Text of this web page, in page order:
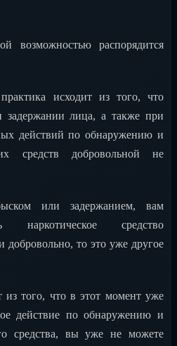
возможностью распорядится
исходит из того, что
задержании лица, а также при
действий по обнаружению и
средств добровольной не
или задержанием, вам
наркотическое средство
добровольно, то это уже другое
из того, что в этот момент уже
действие по обнаружению и
средства, вы уже не можете